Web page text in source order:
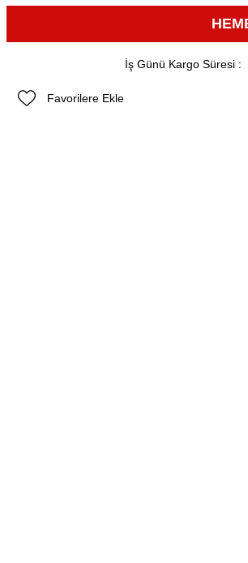
İş Günü Kargo Süresi :
Favorilere Ekle